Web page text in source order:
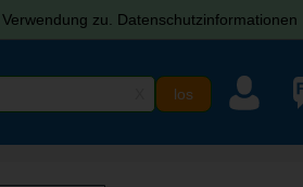
zu. Datenschutzinformationen